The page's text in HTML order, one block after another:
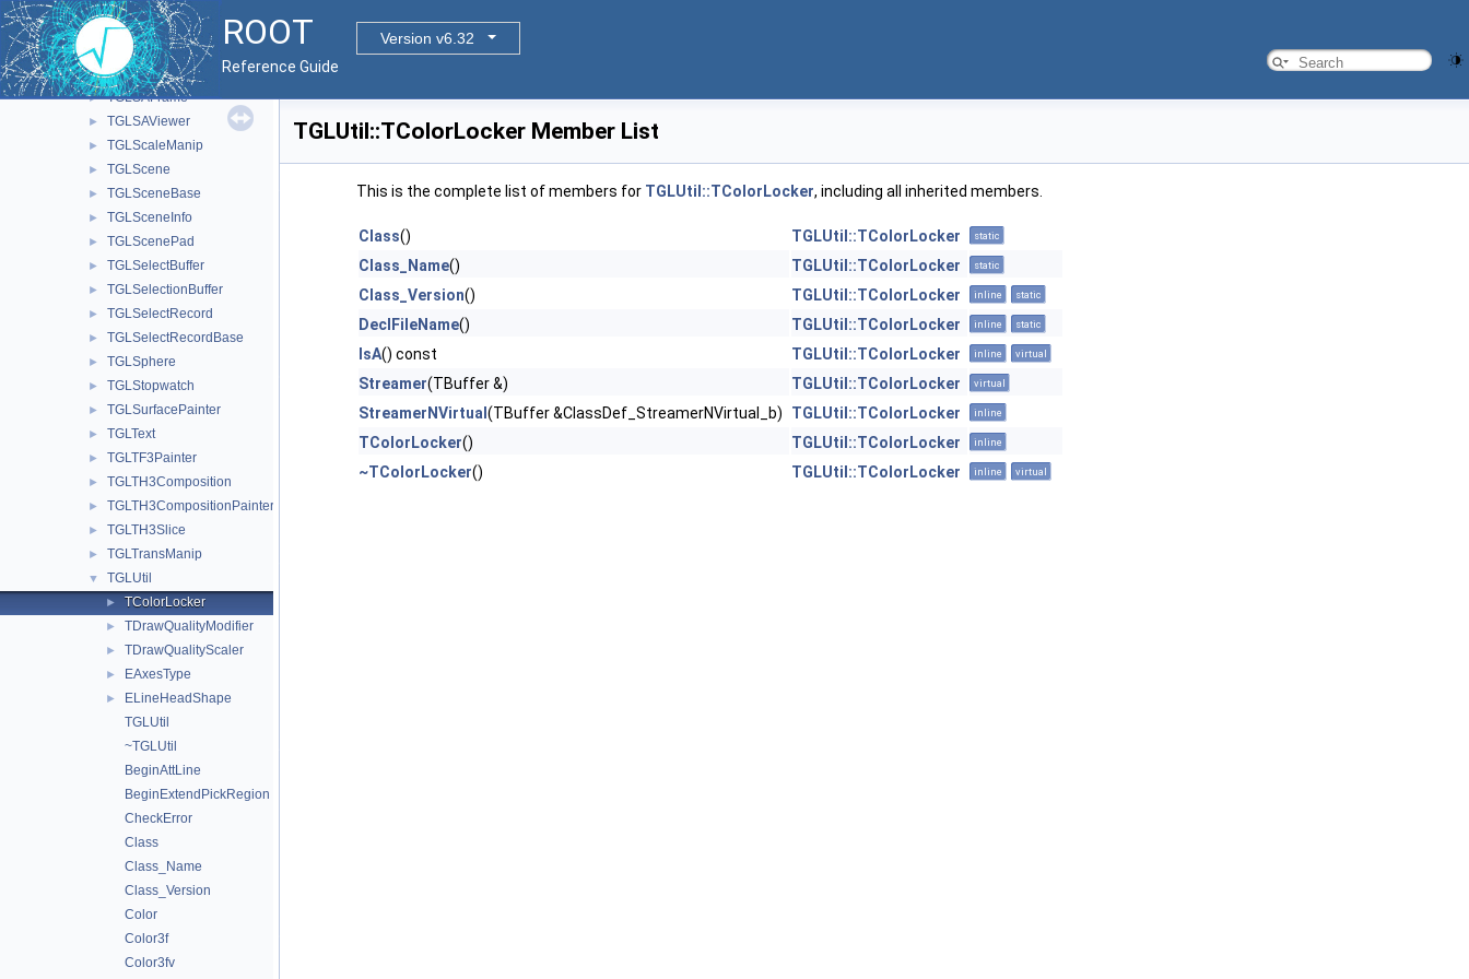
ROOT
Version v6.32
Reference Guide
► TGLRect
► TGLRnrCtx
► TGLRotateManip
► TGLSAFrame
► TGLSAViewer
► TGLScaleManip
► TGLScene
► TGLSceneBase
► TGLSceneInfo
► TGLScenePad
► TGLSelectBuffer
► TGLSelectionBuffer
► TGLSelectRecord
► TGLSelectRecordBase
► TGLSphere
► TGLStopwatch
► TGLSurfacePainter
► TGLText
► TGLTF3Painter
► TGLTH3Composition
► TGLTH3CompositionPainter
► TGLTH3Slice
► TGLTransManip
▼ TGLUtil
► TColorLocker
► TDrawQualityModifier
► TDrawQualityScaler
► EAxesType
►
ELineHeadShape
TGLUtil
~TGLUtil
BeginAttLine
BeginExtendPickRegion
CheckError
Class
Class_Name
Class_Version
Color
Color3f
Color3fv
TGLUtil::TColorLocker Member List
This is the complete list of members for TGLUtil::TColorLocker, including all inherited members.
Class() TGLUtil::TColorLocker static
Class_Name() TGLUtil::TColorLocker static
Class_Version() TGLUtil::TColorLocker inline static
DeclFileName() TGLUtil::TColorLocker inline static
IsA() const TGLUtil::TColorLocker inline virtual
Streamer(TBuffer &) TGLUtil::TColorLocker virtual
StreamerNVirtual (TBuffer &ClassDef_StreamerNVirtual_b) TGLUtil::TColorLocker inline
TColorLocker() TGLUtil::TColorLocker inline
~TColorLocker() TGLUtil::TColorLocker inline virtual